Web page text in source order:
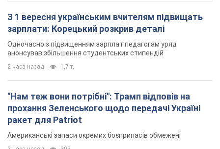
З 1 вересня українським вчителям підвищать
зарплати: Корецький розкрив деталі
Одночасно з підвищенням зарплат педагогам уряд
анонсував збільшення студентських стипендій
2 часа назад 1,7 т.
"Нам теж вони потрібні": Трамп відповів на
прохання Зеленського щодо передачі Україні
ракет для Patriot
Американські запаси окремих боєприпасів обмежені